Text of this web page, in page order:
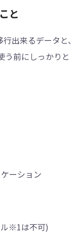
と
出来るデータと、
う前にしっかりと
ーション
※1は不可)